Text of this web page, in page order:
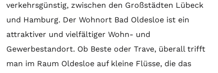
verkehrsgünstig, zwischen den Großstädten Lübeck
und Hamburg. Der Wohnort Bad Oldesloe ist ein
attraktiver und vielfältiger Wohn- und
Gewerbestandort. Ob Beste oder Trave, überall trifft
man im Raum Oldesloe auf kleine Flüsse, die das